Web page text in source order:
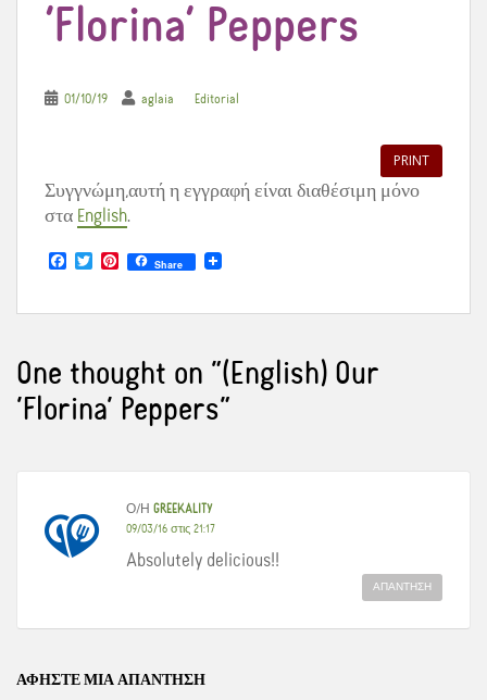
‘Florina’ Peppers
01/10/19 aglaia Editorial
PRINT
Συγγνώμη,αυτή η εγγραφή είναι διαθέσιμη μόνο
στα English.
a
e
o
k
T
w
t
r
P
t
e
s
t
Share
One thought on “(English) Our
‘Florina’ Peppers”
Ο/Η GREEKALITY
09/03/16 στις 21:17
Absolutely delicious!!
ΑΠΆΝΤΗΣΗ
ΑΦΉΣΤΕ ΜΙΑ ΑΠΆΝΤΗΣΗ